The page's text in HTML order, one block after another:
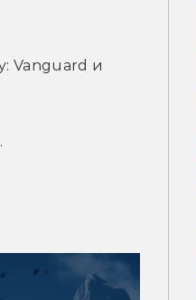
Vanguard и